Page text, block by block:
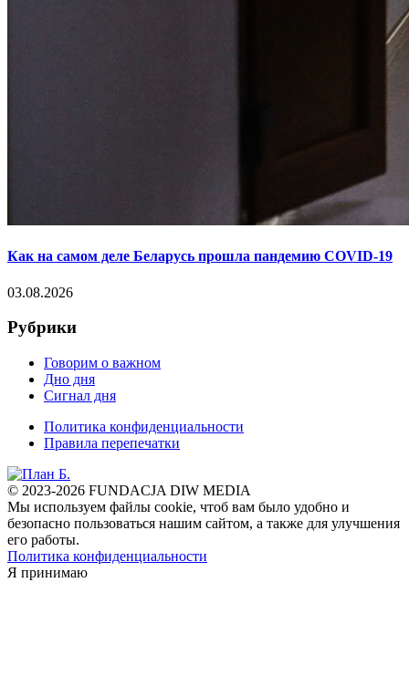
Как на самом деле Беларусь прошла пандемию COVID-19
03.08.2026
Рубрики
Говорим о важном
Дно дня
Сигнал дня
Политика конфиденциальности
Правила перепечатки
© 2023-2026 FUNDACJA DIW MEDIA
Мы используем файлы cookie, чтоб вам было удобно и
безопасно пользоваться нашим сайтом, а также для улучшения
его работы.
Политика конфиденциальности
Я принимаю